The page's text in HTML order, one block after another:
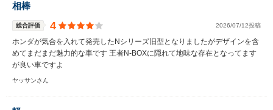
相棒
総合評価 4 2026/07/12投稿
ホンダが気合を入れて発売したNシリーズ旧型となりましたがデザインを含
めてまだまだ魅力的な車です 王者N-BOXに隠れて地味な存在となってます
が良い車ですよ
ヤッサンさん